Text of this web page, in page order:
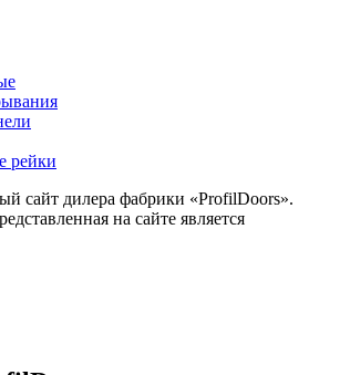
рейки
сайт дилера фабрики «ProfilDoors».
на сайте является